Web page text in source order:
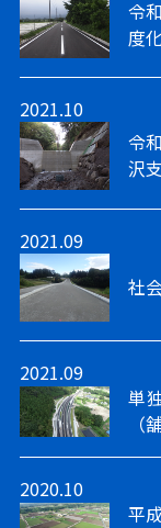
令
度
2021.10
令
沢
2021.09
社
2021.09
単
（
2020.10
平